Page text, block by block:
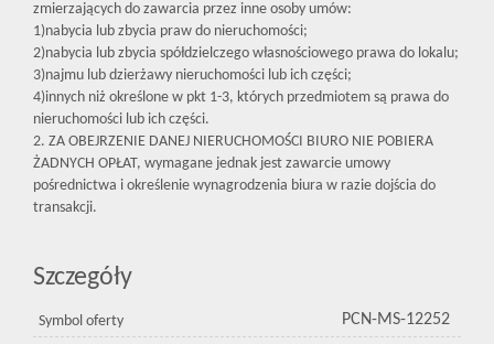
zmierzających do zawarcia przez inne osoby umów:
1)nabycia lub zbycia praw do nieruchomości;
2)nabycia lub zbycia spółdzielczego własnościowego prawa do lokalu;
3)najmu lub dzierżawy nieruchomości lub ich części;
4)innych niż określone w pkt 1-3, których przedmiotem są prawa do
nieruchomości lub ich części.
2. ZA OBEJRZENIE DANEJ NIERUCHOMOŚCI BIURO NIE POBIERA
ŻADNYCH OPŁAT, wymagane jednak jest zawarcie umowy
pośrednictwa i określenie wynagrodzenia biura w razie dojścia do
transakcji.
Szczegóły
Symbol oferty PCN-MS-12252